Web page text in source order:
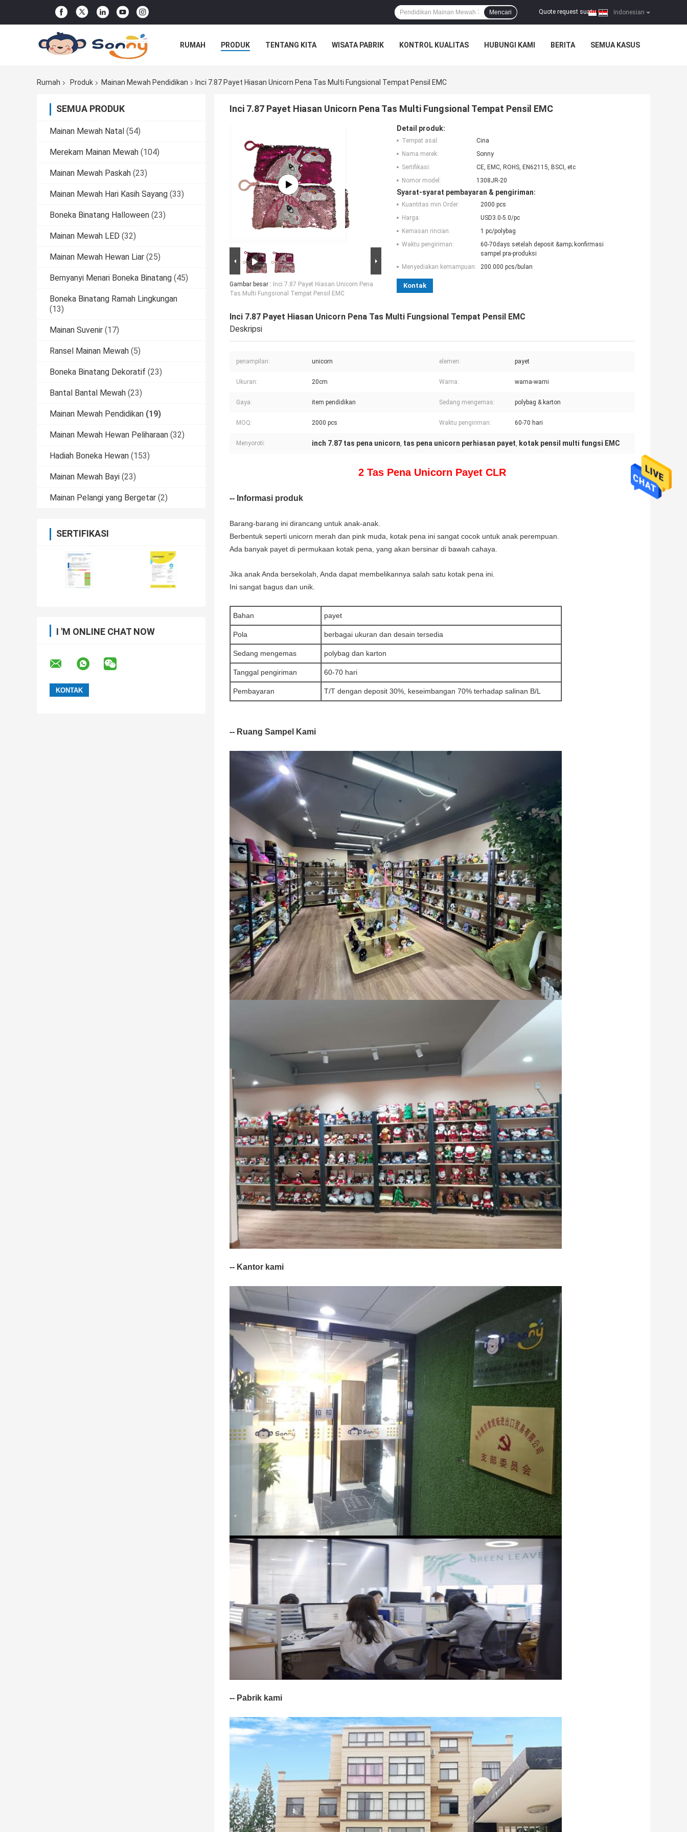
Indonesian
Quote request suatu |
Mencari
RUMAH PRODUK TENTANG KITA WISATA PABRIK KONTROL KUALITAS HUBUNGI KAMI BERITA SEMUA KASUS
Rumah
Produk Mainan Mewah Pendidikan Inci 7.87 Payet Hiasan Unicorn Pena Tas Multi Fungsional Tempat Pensil EMC
SEMUA PRODUK
Mainan Mewah Natal (54)
Merekam Mainan Mewah (104)
Mainan Mewah Paskah (23)
Mainan Mewah Hari Kasih Sayang (33)
Boneka Binatang Halloween (23)
Mainan Mewah LED (32)
Mainan Mewah Hewan Liar (25)
Bernyanyi Menari Boneka Binatang (45)
Boneka Binatang Ramah Lingkungan
(13)
Mainan Suvenir (17)
Ransel Mainan Mewah (5)
Boneka Binatang Dekoratif (23)
Bantal Bantal Mewah (23)
Mainan Mewah Pendidikan (19)
Mainan Mewah Hewan Peliharaan (32)
Hadiah Boneka Hewan (153)
Mainan Mewah Bayi (23)
Mainan Pelangi yang Bergetar (2)
SERTIFIKASI
I 'M ONLINE CHAT NOW
Inci 7.87 Payet Hiasan Unicorn Pena Tas Multi Fungsional Tempat Pensil EMC
Gambar besar : Inci 7.87 Payet Hiasan Unicorn Pena
Tas Multi Fungsional Tempat Pensil EMC
Detail produk:
Tempat asal:
Cina
Nama merek:
Sonny
Sertifikasi:
CE, EMC, ROHS, EN62115, BSCI, etc
Nomor model:
1308JR-20
Syarat-syarat pembayaran & pengiriman:
Kuantitas min Order:
2000 pcs
Harga:
USD3.0-5.0/pc
Kemasan rincian:
1 pc/polybag
Waktu pengiriman:
60-70days setelah deposit &amp; konfirmasi
sampel pra-produksi
Menyediakan kemampuan:
200.000 pcs/bulan
Kontak
Inci 7.87 Payet Hiasan Unicorn Pena Tas Multi Fungsional Tempat Pensil EMC
Deskripsi
penampilan: unicorn elemen: payet
Ukuran: 20cm Warna: warna-warni
Gaya: item pendidikan Sedang mengemas: polybag & karton
MOQ: 2000 pcs Waktu pengiriman: 60-70 hari
Menyoroti: inch 7.87 tas pena unicorn, tas pena unicorn perhiasan payet, kotak pensil multi fungsi EMC
2 Tas Pena Unicorn Payet CLR
-- Informasi produk
Barang-barang ini dirancang untuk anak-anak.
Berbentuk seperti unicorn merah dan pink muda, kotak pena ini sangat cocok untuk anak perempuan.
Ada banyak payet di permukaan kotak pena, yang akan bersinar di bawah cahaya.
Jika anak Anda bersekolah, Anda dapat membelikannya salah satu kotak pena ini.
Ini sangat bagus dan unik.
Bahan payet
Pola berbagai ukuran dan desain tersedia
Sedang mengemas polybag dan karton
Tanggal pengiriman 60-70 hari
Pembayaran T/T dengan deposit 30%, keseimbangan 70% terhadap salinan B/L
-- Ruang Sampel Kami
-- Kantor kami
-- Pabrik kami